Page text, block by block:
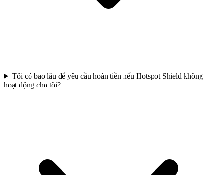
Tôi có bao lâu để yêu cầu hoàn tiền nếu Hotspot Shield không
hoạt động cho tôi?